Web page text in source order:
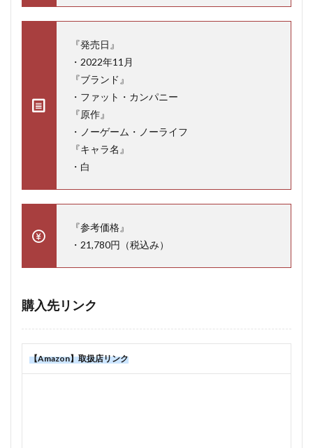
『発売日』
・2022年11月
『ブランド』
・ファット・カンパニー
『原作』
・ノーゲーム・ノーライフ
『キャラ名』
・白
『参考価格』
・21,780円（税込み）
購入先リンク
【Amazon】取扱店リンク